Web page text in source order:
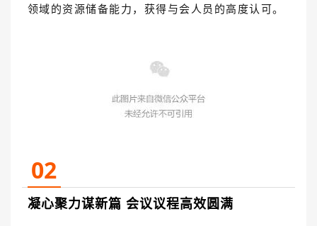
领域的资源储备能力，获得与会人员的高度认可。
02
凝心聚力谋新篇 会议议程高效圆满